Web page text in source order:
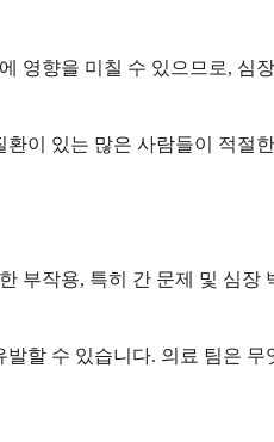
영향을 미칠 수 있으므로, 심
이 있는 많은 사람들이 적절
부작용, 특히 간 문제 및 심장
할 수 있습니다. 의료 팀은 무